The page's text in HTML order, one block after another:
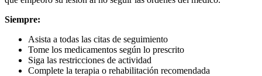
Siempre:
Asista a todas las citas de seguimiento
Tome los medicamentos según lo prescrito
Siga las restricciones de actividad
Complete la terapia o rehabilitación recomendada